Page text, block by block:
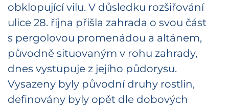
obklopující vilu. V důsledku rozšiřování
ulice 28. října přišla zahrada o svou část
s pergolovou promenádou a altánem,
původně situovaným v rohu zahrady,
dnes vystupuje z jejího půdorysu.
Vysazeny byly původní druhy rostlin,
definovány byly opět dle dobových